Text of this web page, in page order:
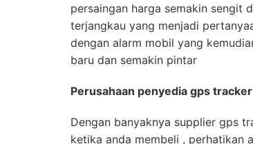
persaingan harga semakin sengit
terjangkau yang menjadi
dengan alarm mobil yang
baru dan semakin pintar
Perusahaan penyedia gps tracker
Dengan banyaknya supplier gps
ketika anda membeli , perhatikan